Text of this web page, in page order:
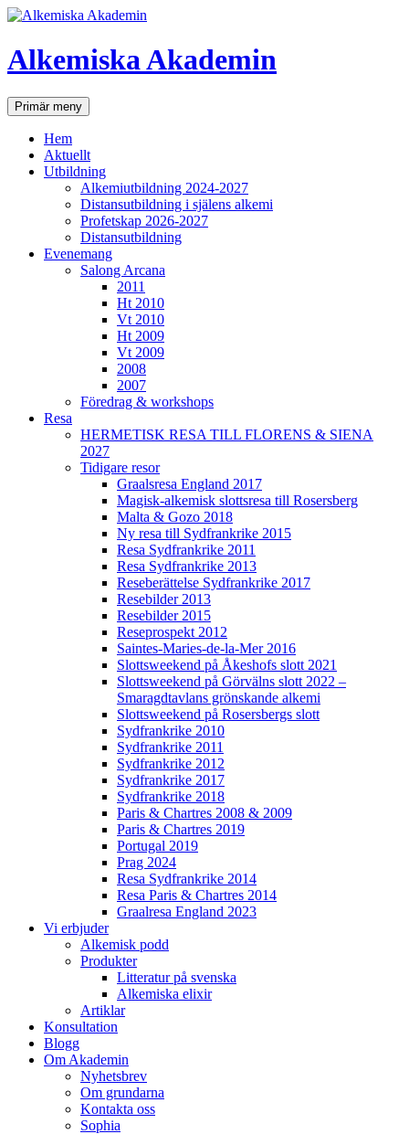
Hoppa
innehåll
Alkemiska Akademin
SökPrimär meny
Hem
Aktuellt
Utbildning
Alkemiutbildning 2024-2027
Distansutbildning i själens alkemi
Profetskap 2026-2027
Distansutbildning
Evenemang
Salong Arcana
2011
Ht 2010
Vt 2010
Ht 2009
Vt 2009
2008
2007
Föredrag & workshops
Resa
HERMETISK RESA TILL FLORENS & SIENA
2027
Tidigare resor
Graalsresa England 2017
Magisk-alkemisk slottsresa till Rosersberg
Malta & Gozo 2018
Ny resa till Sydfrankrike 2015
Resa Sydfrankrike 2011
Resa Sydfrankrike 2013
Reseberättelse Sydfrankrike 2017
Resebilder 2013
Resebilder 2015
Reseprospekt 2012
Saintes-Maries-de-la-Mer 2016
Slottsweekend på Åkeshofs slott 2021
Slottsweekend på Görvälns slott 2022 –
Smaragdtavlans grönskande alkemi
Slottsweekend på Rosersbergs slott
Sydfrankrike 2010
Sydfrankrike 2011
Sydfrankrike 2012
Sydfrankrike 2017
Sydfrankrike 2018
Paris & Chartres 2008 & 2009
Paris & Chartres 2019
Portugal 2019
Prag 2024
Resa Sydfrankrike 2014
Resa Paris & Chartres 2014
Graalresa England 2023
Vi erbjuder
Alkemisk podd
Produkter
Litteratur på svenska
Alkemiska elixir
Artiklar
Konsultation
Blogg
Om Akademin
Nyhetsbrev
Om grundarna
Kontakta oss
Sophia